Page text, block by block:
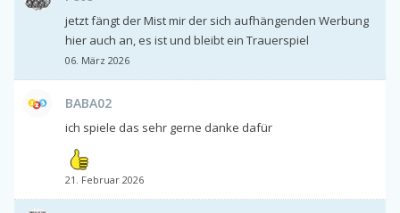
jetzt fängt der Mist mir der sich aufhängenden Werbung
hier auch an, es ist und bleibt ein Trauerspiel
06. März 2026
BABA02
ich spiele das sehr gerne danke dafür
21. Februar 2026